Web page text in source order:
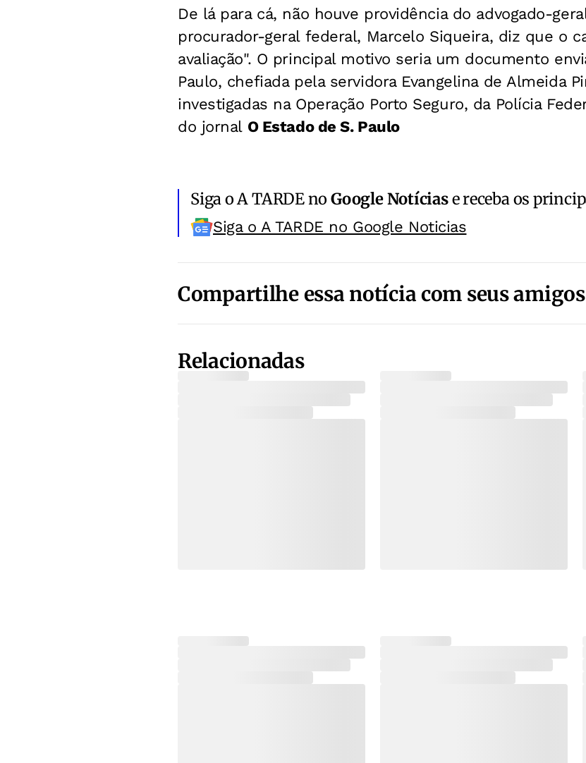
De lá para cá, não houve providência do advogado-
procurador-geral federal, Marcelo Siqueira, diz que o
avaliação". O principal motivo seria um documento
Paulo, chefiada pela servidora Evangelina de Almeida
investigadas na Operação Porto Seguro, da Polícia
do jornal O Estado de S. Paulo
Siga o A TARDE noGoogle Notíciase receba os
Siga o A TARDE no Google Noticias
Compartilhe essa notícia com seus amigos
Relacionadas